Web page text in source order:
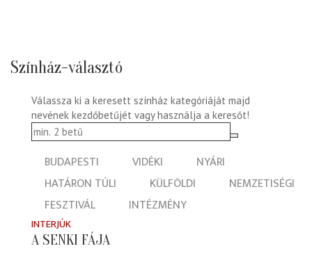
Színház-választó
Válassza ki a keresett színház kategóriáját majd
nevének kezdőbetűjét vagy használja a keresőt!
BUDAPESTI VIDÉKI
NYÁRI
HATÁRON TÚLI
KÜLFÖLDI
NEMZETISÉGI
FESZTIVÁL
INTÉZMÉNY
INTERJÚK
A SENKI FÁJA